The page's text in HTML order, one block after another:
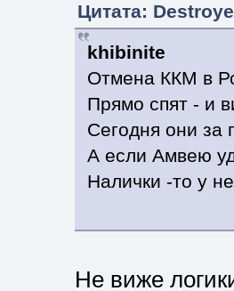
Цитата:
khibinite
Отмена ККМ в
Прямо спят - и
Сегодня они за
А если Амвею
Налички -то у
Не виже